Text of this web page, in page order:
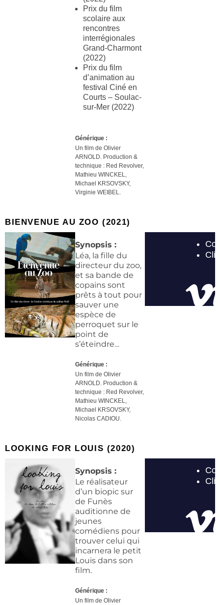
Prix du film
scolaire aux
rencontres
interrégionales
Grand-Charmont
(2022)
Prix du film
d’animation au
festival Ciné en
Courts – Soulac-
sur-Mer (2022)
Générique :
Un film de Olivier
ARNOLD. Production &
technique : Red Revolver,
Mathieu WINCKEL,
Michael KRSOVSKY,
Virginie WEIBEL.
BIENVENUE AU ZOO (2021)
Synopsis :
Léa, la fille du
directeur du zoo,
et sa bande de
copains sont
prêts à tout pour
sauver une
espèce de
perroquet sur le
point de
s’éteindre…
Générique :
Un film de Olivier
ARNOLD. Production &
technique : Red Revolver,
Mathieu WINCKEL,
Michael KRSOVSKY,
Nicolas CADIOU.
LOOKING FOR LOUIS (2020)​
Synopsis :
Le réalisateur
d’un biopic sur
de Funès
auditionne de
jeunes
comédiens pour
trouver celui qui
incarnera le petit
Louis dans son
film.
Générique :
Un film de Olivier